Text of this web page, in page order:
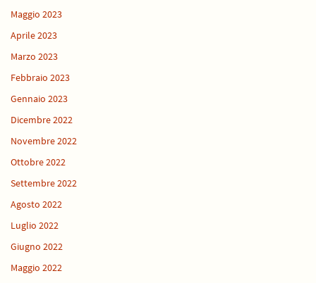
Maggio 2023
Aprile 2023
Marzo 2023
Febbraio 2023
Gennaio 2023
Dicembre 2022
Novembre 2022
Ottobre 2022
Settembre 2022
Agosto 2022
Luglio 2022
Giugno 2022
Maggio 2022